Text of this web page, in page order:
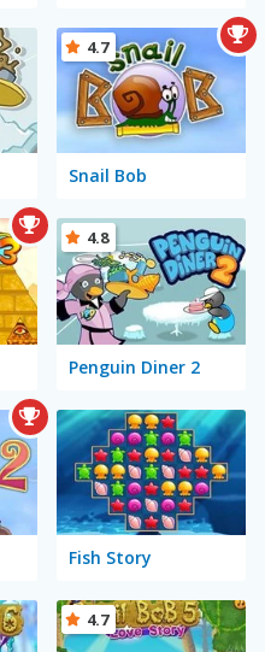
Snail Bob
4.7
Penguin Diner 2
4.8
Fish Story
4.7